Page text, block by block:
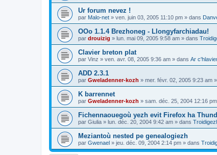
Ur forum nevez !
par Malo-net » ven. juin 03, 2005 11:10 pm » dans
OOo 1.1.4 Brezhoneg - Llongyfarchiadau!
par drouizig » lun. mai 09, 2005 9:58 am » dans
Clavier breton plat
par Vinz » ven. avr. 08, 2005 9:36 am » dans Ar
ADD 2.3.1
par Gweladenner-kozh » mer. févr. 02, 2005 9:23 am
K barrennet
par Gweladenner-kozh » sam. déc. 25, 2004 12:16 pm
Fichennaouegoù yezh evit Firefox ha
par Giulia » lun. déc. 20, 2004 9:42 am » dans
Meziantoù nested pe genealogiezh
par Gwenael » jeu. déc. 09, 2004 2:14 pm » dans